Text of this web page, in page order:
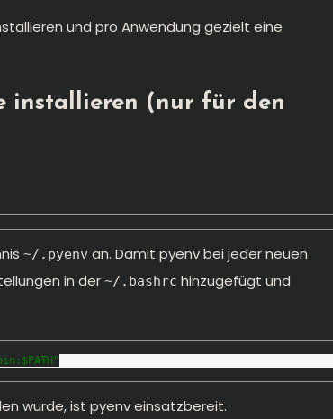
und pro Anwendung gezielt eine
installieren (nur für den
~/.pyenv an. Damit pyenv bei jeder neuen
in der ~/.bashrc hinzugefügt und
wurde, ist pyenv einsatzbereit.